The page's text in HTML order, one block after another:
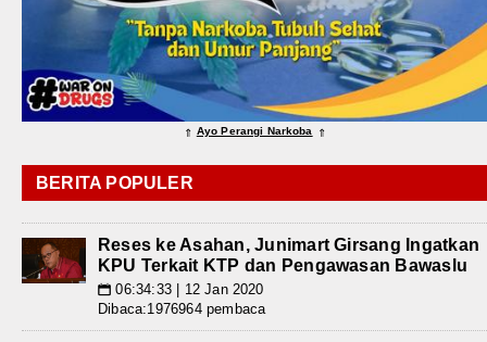
⇑ Ayo Perangi Narkoba ⇑
BERITA POPULER
Reses ke Asahan, Junimart Girsang Ingatkan
KPU Terkait KTP dan Pengawasan Bawaslu
📅 06:34:33 | 12 Jan 2020
Dibaca:1976964 pembaca